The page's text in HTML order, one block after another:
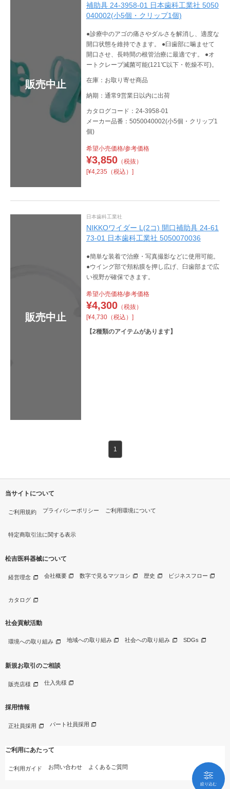
絞り込む
販売中止
補助具 24-3958-01 日本歯科工業社 5050
040002(小5個・クリップ1個)
●診療中のアゴの痛さやダルさを解消し、適度な
開口状態を維持できます。 ●臼歯部に噛ませて
開口させ、長時間の根管治療に最適です。 ●オ
ートクレーブ滅菌可能(121℃以下・乾燥不可)。
在庫：お取り寄せ商品
納期：通常9営業日以内に出荷
カタログコード：24-3958-01
メーカー品番：5050040002(小5個・クリップ1
個)
希望小売価格/参考価格
¥3,850（税抜）
[¥4,235（税込）]
販売中止
日本歯科工業社
NIKKOワイダー L(2コ) 開口補助具 24-61
73-01 日本歯科工業社 5050070036
●簡単な装着で治療・写真撮影などに使用可能。
●ウイング部で頬粘膜を押し広げ、臼歯部まで広
い視野が確保できます。
希望小売価格/参考価格
¥4,300（税抜）
[¥4,730（税込）]
【2種類のアイテムがあります】
1
当サイトについて
ご利用規約 プライバシーポリシー ご利用環境について
特定商取引法に関する表示
松吉医科器械について
経営理念 会社概要 数字で見るマツヨシ 歴史 ビジネスフロー
カタログ
社会貢献活動
環境への取り組み 地域への取り組み 社会への取り組み SDGs
新規お取引のご相談
販売店様 仕入先様
採用情報
正社員採用 パート社員採用
ご利用にあたって
ご利用ガイド お問い合わせ よくあるご質問